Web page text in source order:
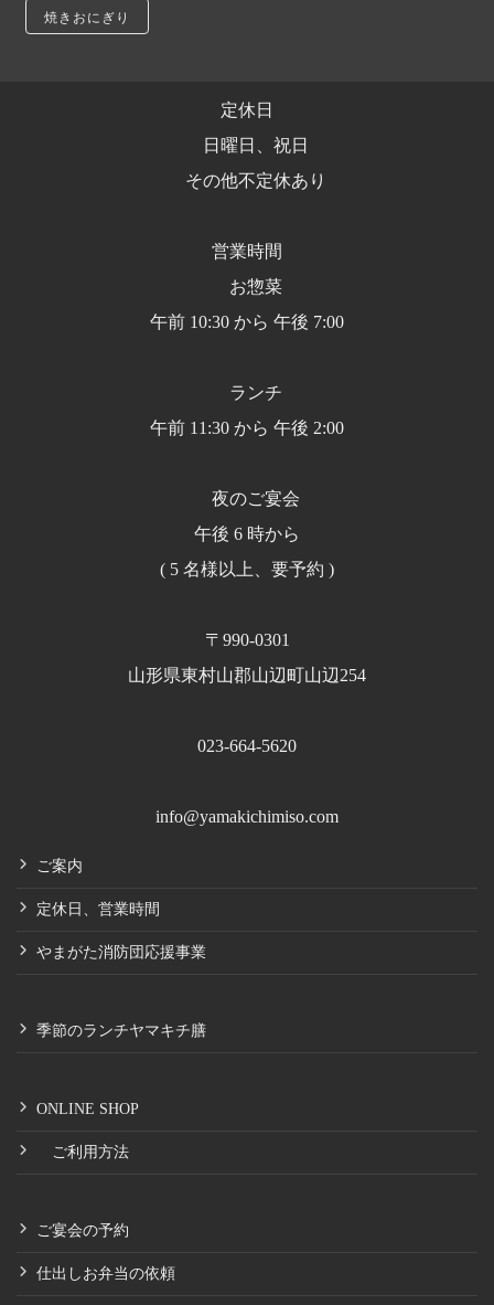
焼きおにぎり
定休日
日曜日、祝日
その他不定休あり
営業時間
お惣菜
午前 10:30 から 午後 7:00
ランチ
午前 11:30 から 午後 2:00
夜のご宴会
午後 6 時から
( 5 名様以上、要予約 )
〒990-0301
山形県東村山郡山辺町山辺254
023-664-5620
info@yamakichimiso.com
ご案内
定休日、営業時間
やまがた消防団応援事業
季節のランチヤマキチ膳
ONLINE SHOP
ご利用方法
ご宴会の予約
仕出しお弁当の依頼